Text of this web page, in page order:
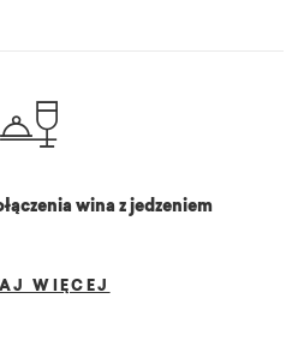
wina z jedzeniem
WIĘCEJ